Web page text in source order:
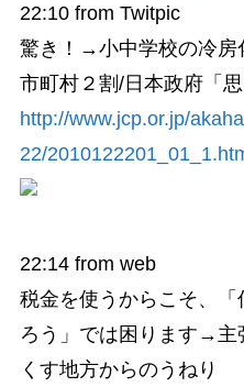
22:10from Twitpic
驚き！→小中学校の冷房
市町村２割/日本政府「
http://www.jcp.or.jp/
22/
22:14from web
税金を使うからこそ、
ろう」では困ります→主
くす地方からのうねり